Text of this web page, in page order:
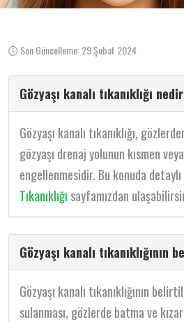
Son Güncelleme: 29 Şubat 2024
Gözyaşı kanalı tıkanıklığı
Gözyaşı kanalı tıkanıklığı,
gözyaşı drenaj yolunun kısmen
engellenmesidir. Bu konuda
Tıkanıklığı sayfamızdan
Gözyaşı kanalı
Gözyaşı kanalı tıkanıklığının
sulanması, gözlerde batma ve